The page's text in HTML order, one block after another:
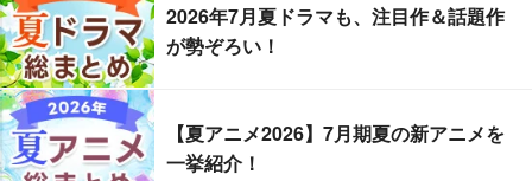
2026年7月夏ドラマも、注目作＆話題作
が勢ぞろい！
【夏アニメ2026】7月期夏の新アニメを
一挙紹介！